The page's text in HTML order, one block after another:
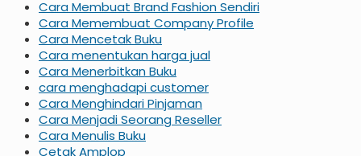
Cara Membuat Brand Fashion Sendiri
Cara Memembuat Company Profile
Cara Mencetak Buku
Cara menentukan harga jual
Cara Menerbitkan Buku
cara menghadapi customer
Cara Menghindari Pinjaman
Cara Menjadi Seorang Reseller
Cara Menulis Buku
Cetak Amplop